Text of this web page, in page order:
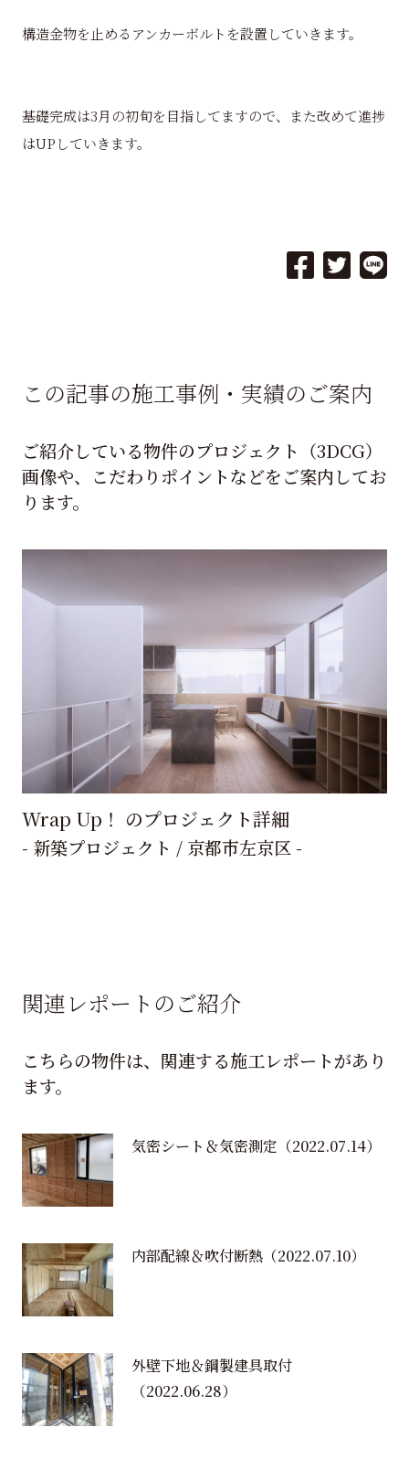
構造金物を止めるアンカーボルトを設置していきます。
基礎完成は3月の初旬を目指してますので、また改めて進捗
はUPしていきます。
この記事の施工事例・実績のご案内
ご紹介している物件のプロジェクト（3DCG）
画像や、こだわりポイントなどをご案内してお
ります。
Wrap Up！ のプロジェクト詳細
- 新築プロジェクト / 京都市左京区 -
関連レポートのご紹介
こちらの物件は、関連する施工レポートがあり
ます。
気密シート＆気密測定 （2022.07.14）
内部配線＆吹付断熱（2022.07.10）
外壁下地＆鋼製建具取付
（2022.06.28）